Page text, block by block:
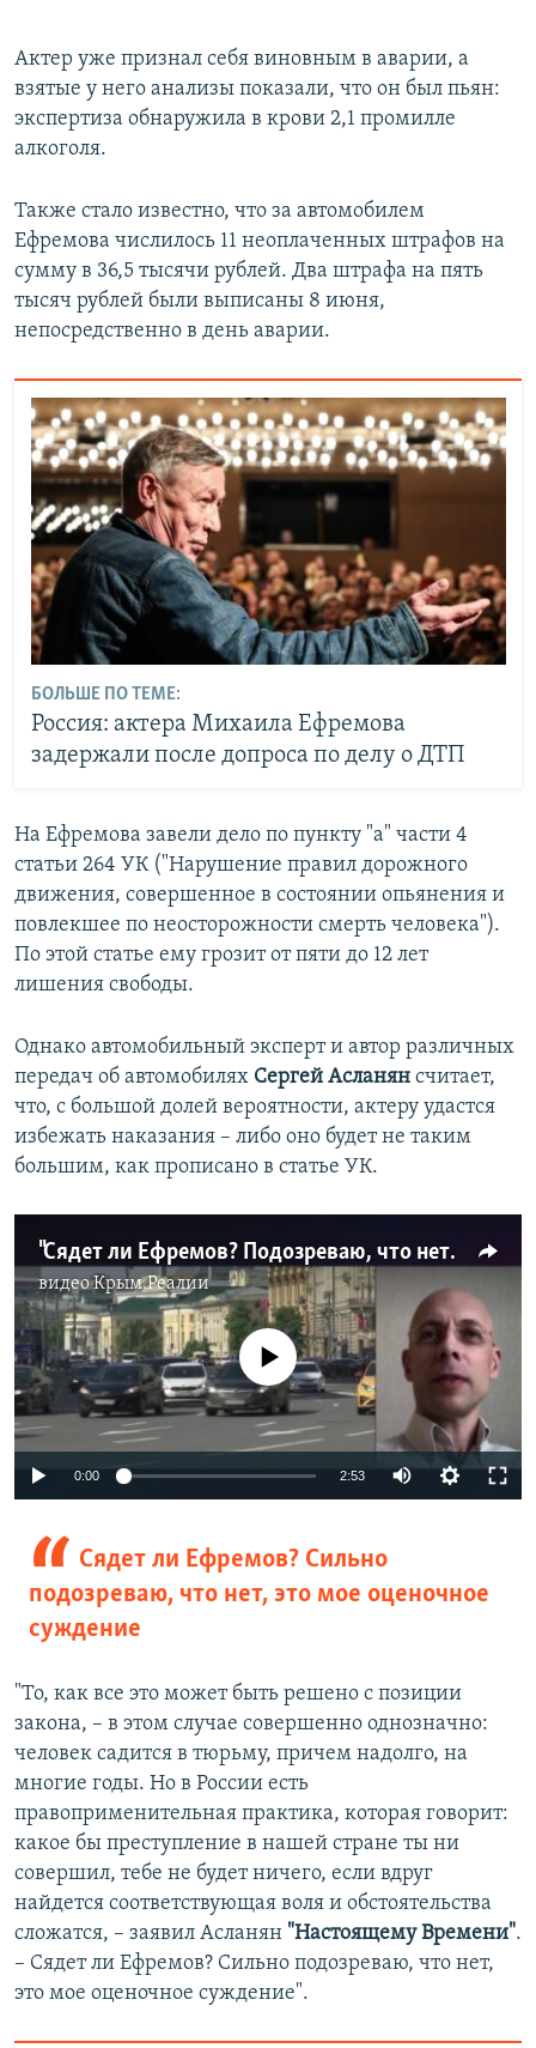
Актер уже признал себя виновным в аварии, а
взятые у него анализы показали, что он был пьян:
экспертиза обнаружила в крови 2,1 промилле
алкоголя.
Также стало известно, что за автомобилем
Ефремова числилось 11 неоплаченных штрафов на
сумму в 36,5 тысячи рублей. Два штрафа на пять
тысяч рублей были выписаны 8 июня,
непосредственно в день аварии.
БОЛЬШЕ ПО ТЕМЕ:
Россия: актера Михаила Ефремова
задержали после допроса по делу о ДТП
На Ефремова завели дело по пункту "а" части 4
статьи 264 УК ("Нарушение правил дорожного
движения, совершенное в состоянии опьянения и
повлекшее по неосторожности смерть человека").
По этой статье ему грозит от пяти до 12 лет
лишения свободы.
Однако автомобильный эксперт и автор различных
передач об автомобилях Сергей Асланян считает,
что, с большой долей вероятности, актеру удастся
избежать наказания – либо оно будет не таким
большим, как прописано в статье УК.
"Сядет ли Ефремов? Подозреваю, что нет": мнение автоэксперта Сергея Асланяна
видеоКрым.Реалии
Auto 270p 360p 480p
No media source currently available
0:00 2:53 Auto
480p
Сядет ли Ефремов? Сильно
подозреваю, что нет, это мое оценочное
суждение
"То, как все это может быть решено с позиции
закона, – в этом случае совершенно однозначно:
человек садится в тюрьму, причем надолго, на
многие годы. Но в России есть
правоприменительная практика, которая говорит:
какое бы преступление в нашей стране ты ни
совершил, тебе не будет ничего, если вдруг
найдется соответствующая воля и обстоятельства
сложатся, – заявил Асланян "Настоящему Времени".
– Сядет ли Ефремов? Сильно подозреваю, что нет,
это мое оценочное суждение".